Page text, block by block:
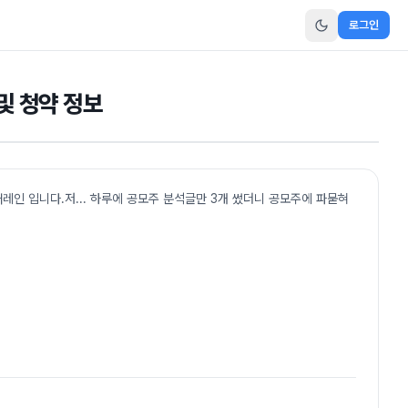
로그인
청약 정보
인 입니다.저... 하루에 공모주 분석글만 3개 썼더니 공모주에 파묻혀